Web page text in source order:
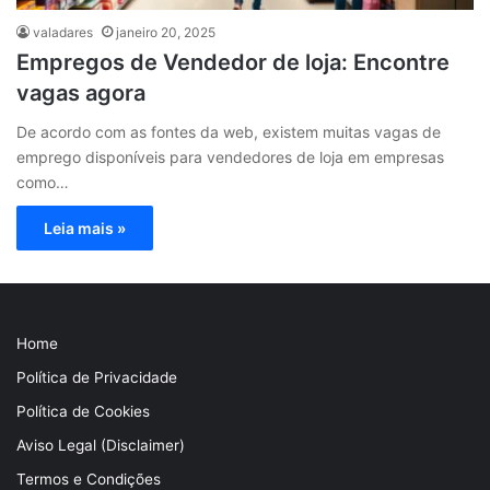
valadares janeiro 20, 2025
Empregos de Vendedor de loja: Encontre
vagas agora
De acordo com as fontes da web, existem muitas vagas de
emprego disponíveis para vendedores de loja em empresas
como…
Leia mais »
Home
Política de Privacidade
Política de Cookies
Aviso Legal (Disclaimer)
Termos e Condições